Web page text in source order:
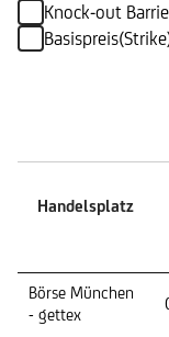
Knock-out
Handelsplatz
Handelsplatz
Börse München
- gettex